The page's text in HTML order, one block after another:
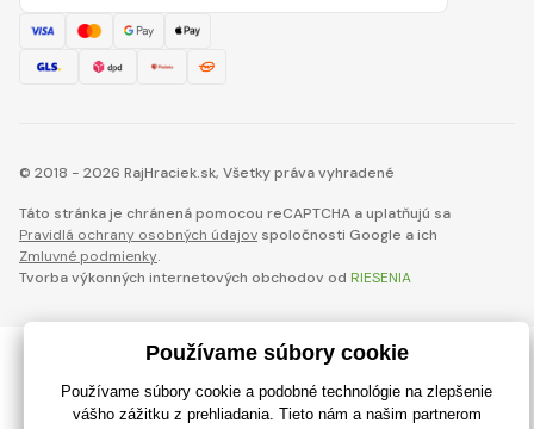
© 2018 - 2026 RajHraciek.sk, Všetky práva vyhradené
Táto stránka je chránená pomocou reCAPTCHA a uplatňujú sa
Pravidlá ochrany osobných údajov spoločnosti Google a ich
Zmluvné podmienky.
Tvorba výkonných internetových obchodov od RIESENIA